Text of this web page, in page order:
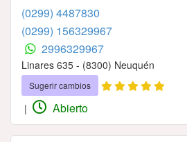
(0299) 4487830
(0299) 156329967
2996329967
Linares 635 - (8300) Neuquén
Sugerir cambios
| Abierto